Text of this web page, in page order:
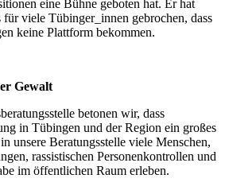
eine Bühne geboten hat. Er hat
viele Tübinger_innen gebrochen, dass
keine Plattform bekommen.
Gewalt
betonen wir, dass
in Tübingen und der Region ein großes
unsere Beratungsstelle viele Menschen,
rassistischen Personenkontrollen und
im öffentlichen Raum erleben.